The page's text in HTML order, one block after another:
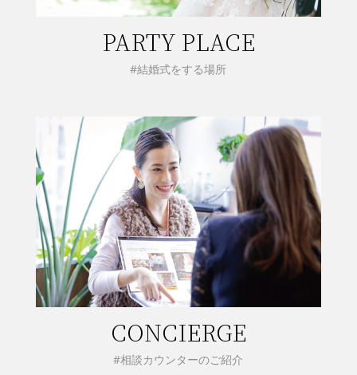
PARTY PLACE
#結婚式をする場所
CONCIERGE
#相談カウンターのご紹介